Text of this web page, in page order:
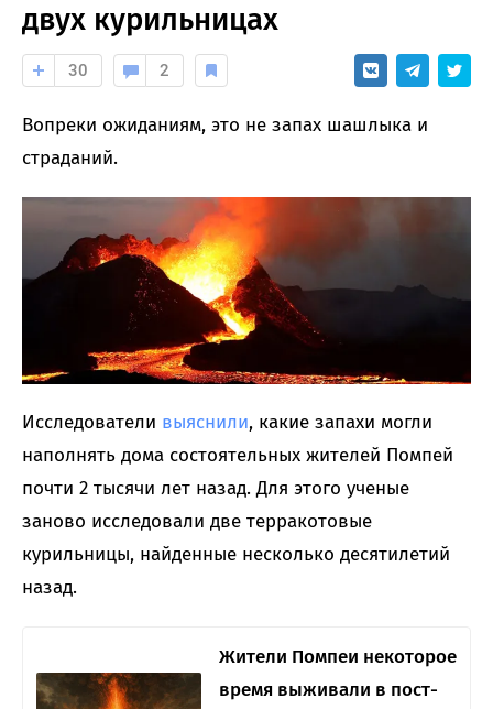
двух курильницах
30 2
Вопреки ожиданиям, это не запах шашлыка и
страданий.
Исследователи выяснили, какие запахи могли
наполнять дома состоятельных жителей Помпей
почти 2 тысячи лет назад. Для этого ученые
заново исследовали две терракотовые
курильницы, найденные несколько десятилетий
назад.
Жители Помпеи некоторое
время выживали в пост-